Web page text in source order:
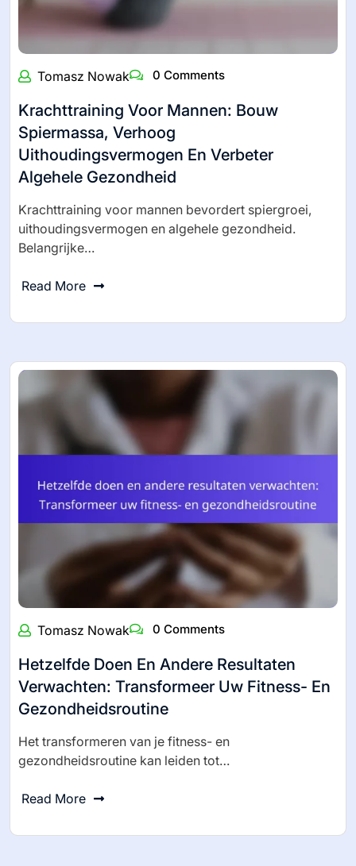
Tomasz Nowak 0 Comments
Krachttraining Voor Mannen: Bouw
Spiermassa, Verhoog
Uithoudingsvermogen En Verbeter
Algehele Gezondheid
Krachttraining voor mannen bevordert spiergroei,
uithoudingsvermogen en algehele gezondheid.
Belangrijke…
Read More
Tomasz Nowak 0 Comments
Hetzelfde Doen En Andere Resultaten
Verwachten: Transformeer Uw Fitness- En
Gezondheidsroutine
Het transformeren van je fitness- en
gezondheidsroutine kan leiden tot…
Read More